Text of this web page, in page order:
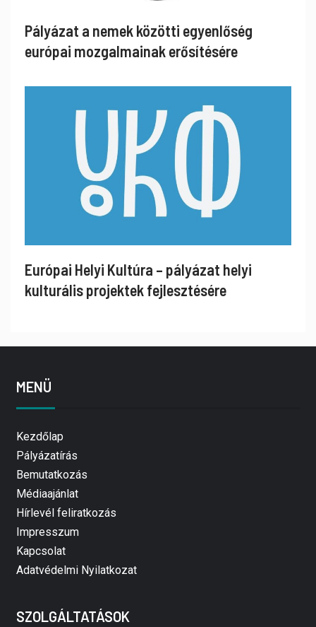
Pályázat a nemek közötti egyenlőség
európai mozgalmainak erősítésére
Európai Helyi Kultúra – pályázat helyi
kulturális projektek fejlesztésére
MENÜ
Kezdőlap
Pályázatírás
Bemutatkozás
Médiaajánlat
Hírlevél feliratkozás
Impresszum
Kapcsolat
Adatvédelmi Nyilatkozat
SZOLGÁLTATÁSOK